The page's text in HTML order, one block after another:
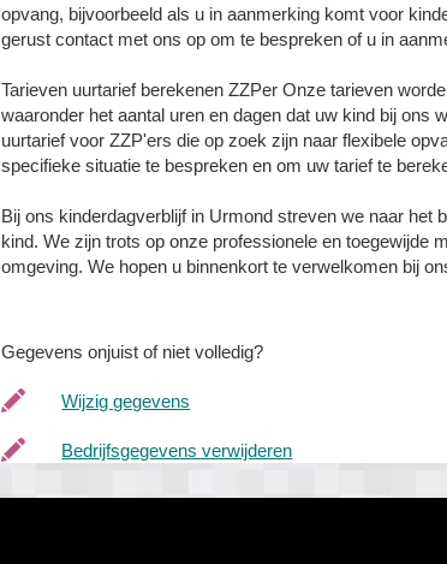
opvang, bijvoorbeeld als u in aanmerking komt voor
gerust contact met ons op om te bespreken of u in
Tarieven uurtarief berekenen ZZPer Onze tarieven
waaronder het aantal uren en dagen dat uw kind bij ons
uurtarief voor ZZP'ers die op zoek zijn naar flexibele
specifieke situatie te bespreken en om uw tarief te
Bij ons kinderdagverblijf in Urmond streven we naar het
kind. We zijn trots op onze professionele en toegewijde
omgeving. We hopen u binnenkort te verwelkomen bij
Gegevens onjuist of niet volledig?
Wijzig gegevens
Bedrijfsgegevens verwijderen